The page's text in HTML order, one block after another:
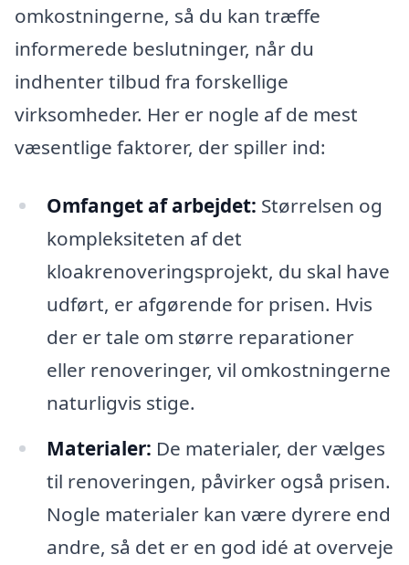
omkostningerne, så du kan træffe
informerede beslutninger, når du
indhenter tilbud fra forskellige
virksomheder. Her er nogle af de mest
væsentlige faktorer, der spiller ind:
Omfanget af arbejdet: Størrelsen og
kompleksiteten af det
kloakrenoveringsprojekt, du skal have
udført, er afgørende for prisen. Hvis
der er tale om større reparationer
eller renoveringer, vil omkostningerne
naturligvis stige.
Materialer: De materialer, der vælges
til renoveringen, påvirker også prisen.
Nogle materialer kan være dyrere end
andre, så det er en god idé at overveje